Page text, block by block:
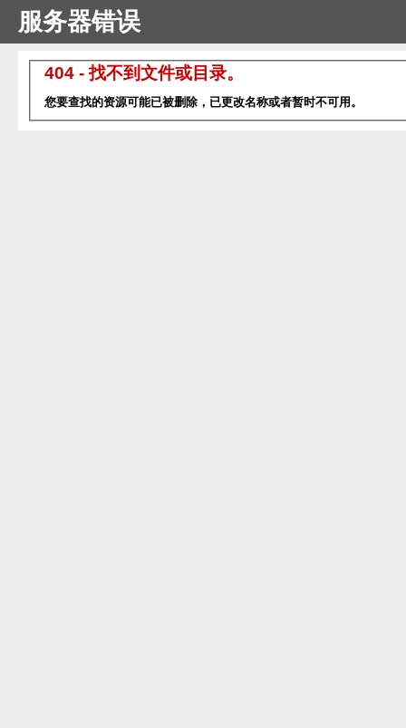
服务器错误
404 - 找不到文件或目录。
您要查找的资源可能已被删除，已更改名称或者暂时不可用。